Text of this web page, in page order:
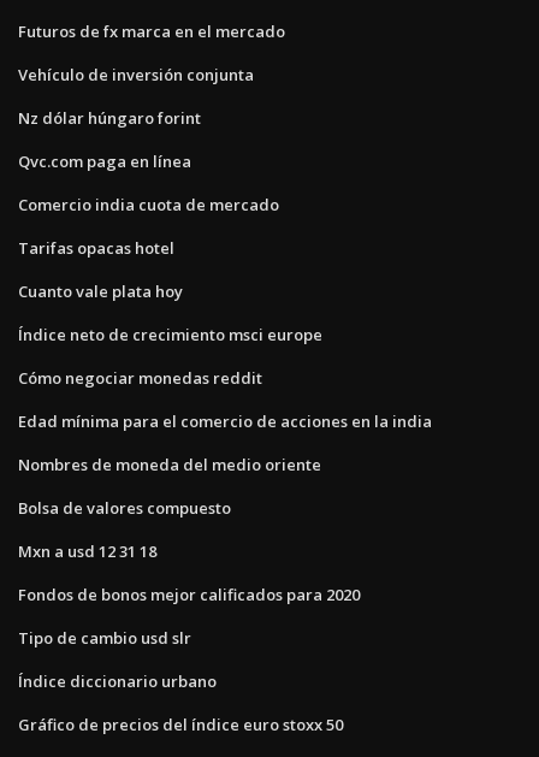
Futuros de fx marca en el mercado
Vehículo de inversión conjunta
Nz dólar húngaro forint
Qvc.com paga en línea
Comercio india cuota de mercado
Tarifas opacas hotel
Cuanto vale plata hoy
Índice neto de crecimiento msci europe
Cómo negociar monedas reddit
Edad mínima para el comercio de acciones en la india
Nombres de moneda del medio oriente
Bolsa de valores compuesto
Mxn a usd 12 31 18
Fondos de bonos mejor calificados para 2020
Tipo de cambio usd slr
Índice diccionario urbano
Gráfico de precios del índice euro stoxx 50